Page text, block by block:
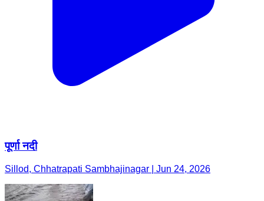
पूर्णा नदी
Sillod, Chhatrapati Sambhajinagar | Jun 24, 2026